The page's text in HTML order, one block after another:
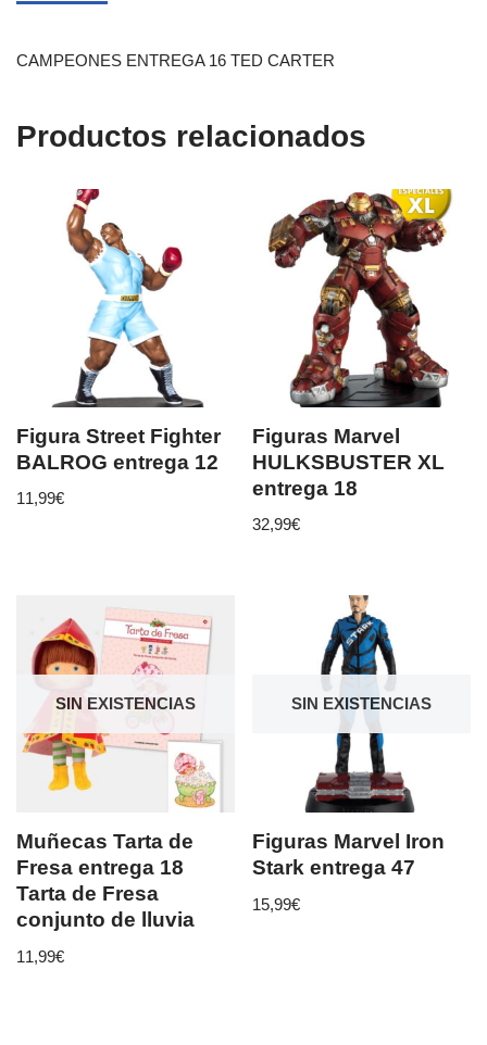
CAMPEONES ENTREGA 16 TED CARTER
Productos relacionados
Figura Street Fighter
BALROG entrega 12
11,99€
Figuras Marvel
HULKSBUSTER XL
entrega 18
32,99€
SIN EXISTENCIAS
Muñecas Tarta de
Fresa entrega 18
Tarta de Fresa
conjunto de lluvia
11,99€
SIN EXISTENCIAS
Figuras Marvel Iron
Stark entrega 47
15,99€